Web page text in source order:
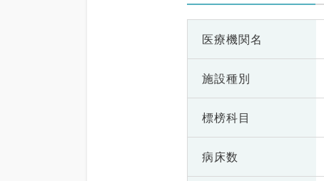
医療機関名
施設種別
標榜科目
病床数